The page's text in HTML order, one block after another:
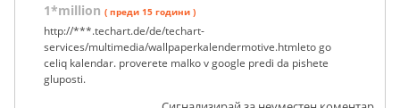
1*million ( преди 15 години )
http://***.techart.de/de/techart-
services/multimedia/wallpaperkalendermotive.htmleto go
celiq kalendar. proverete malko v google predi da pishete
gluposti.